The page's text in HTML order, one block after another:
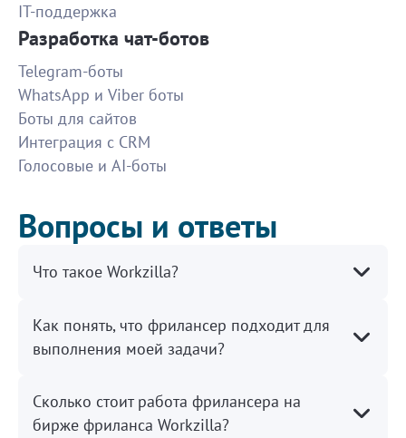
1200
Расшифровка аудиофайла 2 часа
Отличный исполнитель. Раньше срока, идеальное
качество.
1200
Все хорошо, на исполнителя можно положиться.
Молодец, Мария мне все очень понравилось, без
претензий.
Оценка состояния гаража и территори
IT-поддержка
Разработка чат-ботов
Telegram-боты
WhatsApp и Viber боты
Боты для сайтов
Интеграция с CRM
Голосовые и AI-боты
Вопросы и ответы
Что такое Workzilla?
Как понять, что фрилансер подходит для
выполнения моей задачи?
Сколько стоит работа фрилансера на
бирже фриланса Workzilla?